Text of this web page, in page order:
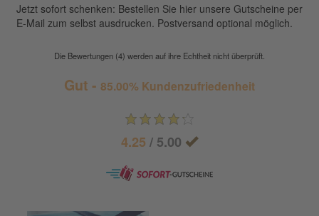
Jetzt sofort schenken: Bestellen Sie hier unsere Gutscheine per
E-Mail zum selbst ausdrucken. Postversand optional möglich.
Die Bewertungen (4) werden auf ihre Echtheit nicht überprüft.
Gut - 85.00% Kundenzufriedenheit
4.25 / 5.00